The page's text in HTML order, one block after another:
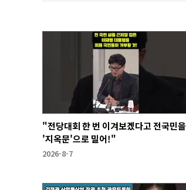
"전당대회 한 번 이겨보겠다고 전국민을
'지옥문'으로 밀어!"
2026-8-7